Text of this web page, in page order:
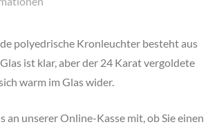
polyedrische Kronleuchter besteht aus
ist klar, aber der 24 Karat vergoldete
warm im Glas wider.
an unserer Online-Kasse mit, ob Sie einen